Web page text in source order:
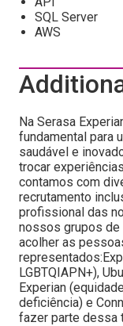
SQL Server
AWS
Na Serasa
fundamental para
saudável e
trocar
contamos com
recrutamento
profissional das
nossos grupos de
acolher as
LGBTQIAPN+),
Experian
deficiência) e
fazer parte dessa